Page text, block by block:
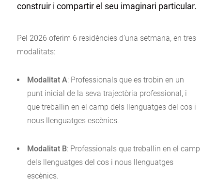
construir i compartir el seu imaginari particular.
Pel 2026 oferim 6 residències d’una setmana, en tres
modalitats:
Modalitat A: Professionals que es trobin en un
punt inicial de la seva trajectòria professional, i
que treballin en el camp dels llenguatges del cos i
nous llenguatges escènics.
Modalitat B: Professionals que treballin en el camp
dels llenguatges del cos i nous llenguatges
escènics.